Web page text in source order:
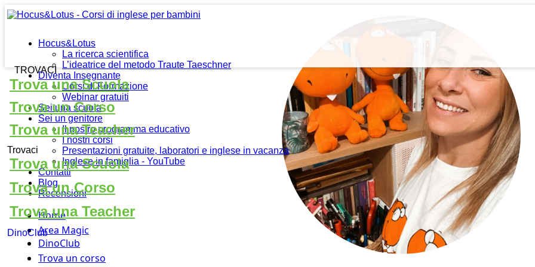
Hocus&Lotus
La ricerca scientifica
L’ideatrice del metodo Traute Taeschner
Diventa Insegnante
Corsi di Formazione
Webinar gratuiti
Sei una scuola
Sei un genitore
Il nostro programma educativo
I nostri corsi
Presentazioni gratuite, laboratori e inglese in vacanza
Inglese in famiglia - YouTube
Contatti
Blog
Recensioni
Home
Area Magic
DinoClub
Trova un corso
TROVACI
Trova una Scuola
Trova un Corso
Trova una Teacher
Trovaci
Trova una Scuola
Trova un Corso
Trova una Teacher
DinoClub